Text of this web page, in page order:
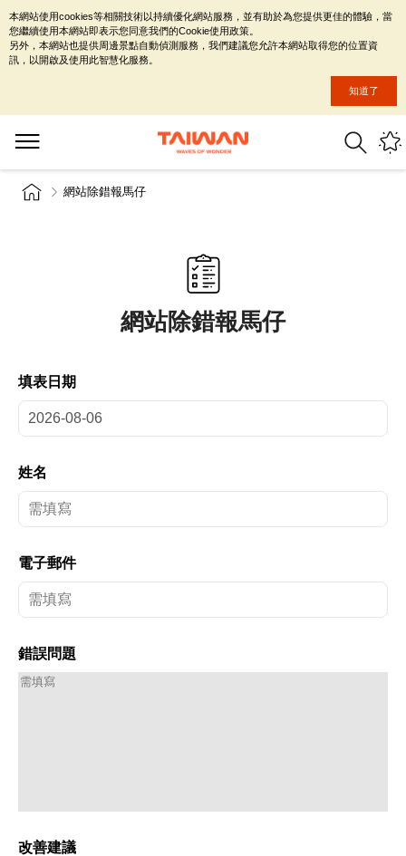
網站除錯報馬仔
網站除錯報馬仔
填表日期
姓名
電子郵件
錯誤問題
改善建議
本網站使用cookies等相關技術以持續優化網站服務，並有助於為您提供更佳的體驗，當
您繼續使用本網站即表示您同意我們的Cookie使用政策。
另外，本網站也提供周邊景點自動偵測服務，我們建議您允許本網站取得您的位置資
訊，以開啟及使用此智慧化服務。
知道了